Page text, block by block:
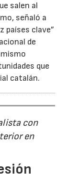
salen al
señaló a
países clave”
de
que
catalán.
con
en